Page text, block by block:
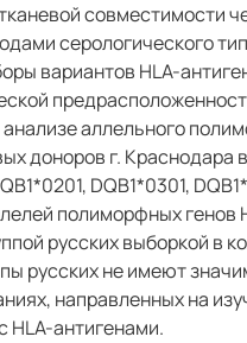
совместимости
серологического
вариантов HLA-
аллельного
доноров г.
DQВ1*0301,
полиморфных генов
русских выборкой в
русских не имеют
направленных на
HLA-антигенами.